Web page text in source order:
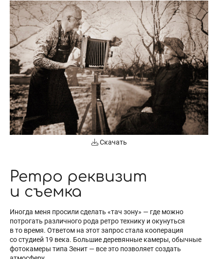
Ретро реквизит
и съемка
Иногда меня просили сделать «тач зону» — где можно
потрогать различного рода ретро технику и окунуться
в то время. Ответом на этот запрос стала кооперация
со студией 19 века. Большие деревянные камеры, обычные
фотокамеры типа Зенит — все это позволяет создать
Скачать